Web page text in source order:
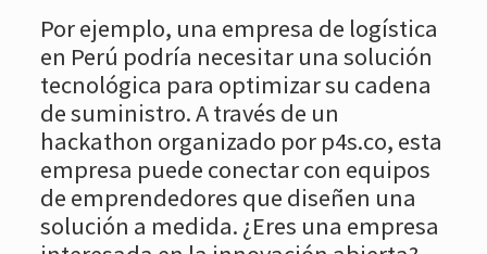
Por ejemplo, una empresa de logística
en Perú podría necesitar una solución
tecnológica para optimizar su cadena
de suministro. A través de un
hackathon organizado por p4s.co, esta
empresa puede conectar con equipos
de emprendedores que diseñen una
solución a medida. ¿Eres una empresa